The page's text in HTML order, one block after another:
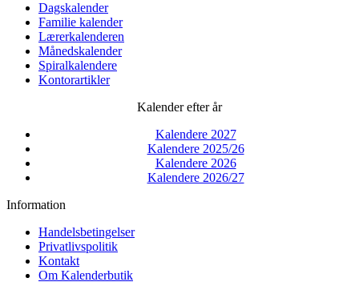
Dagskalender
Familie kalender
Lærerkalenderen
Månedskalender
Spiralkalendere
Kontorartikler
Kalender efter år
Kalendere 2027
Kalendere 2025/26
Kalendere 2026
Kalendere 2026/27
Information
Handelsbetingelser
Privatlivspolitik
Kontakt
Om Kalenderbutik